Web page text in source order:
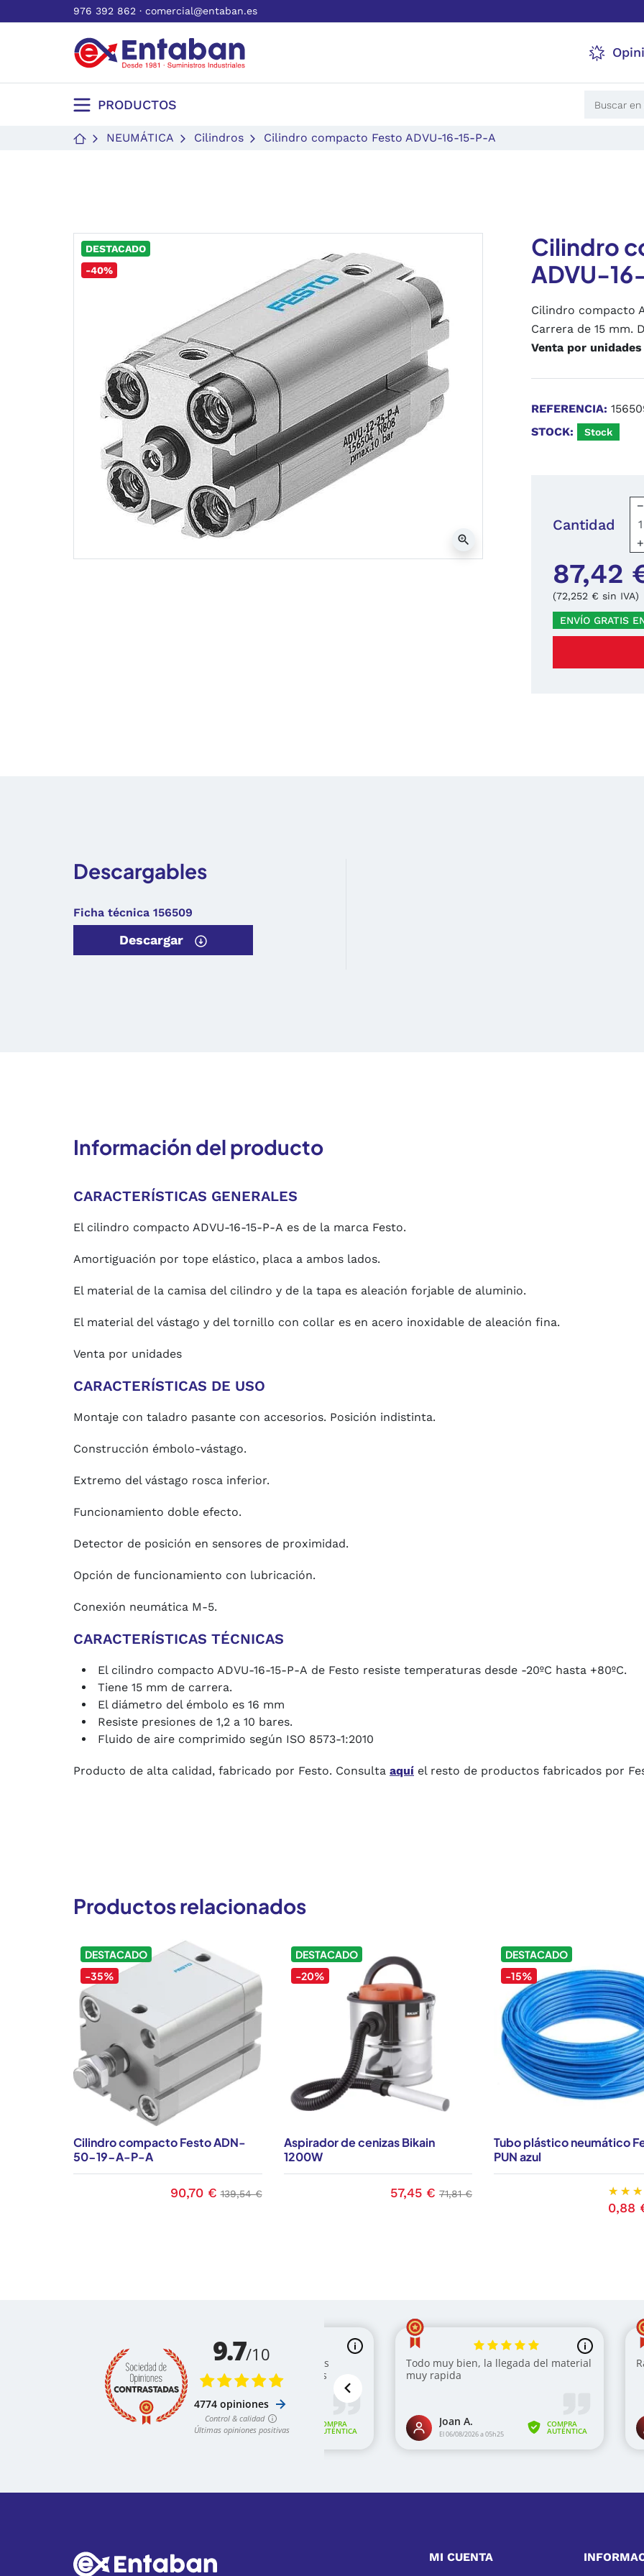
976 392 862 · comercial@entaban.es
PRODUCTOS
NEUMÁTICA Cilindros Cilindro compacto Festo ADVU-16-15-P-A
DESTACADO
-40%
zoom_in
Cilindro
ADVU-
Cilindro compacto
Carrera de 15 mm.
Venta por unidades
REFERENCIA:
STOCK:
Stock
Cantidad
−
+
87,42
(72,252 € sin IVA)
ENVÍO GRATIS
Descargables
Ficha técnica 156509
Descargar
Información del producto
CARACTERÍSTICAS GENERALES
El cilindro compacto ADVU-16-15-P-A es de la marca Festo.
Amortiguación por tope elástico, placa a ambos lados.
El material de la camisa del cilindro y de la tapa es aleación forjable de aluminio.
El material del vástago y del tornillo con collar es en acero inoxidable de aleación fina.
Venta por unidades
CARACTERÍSTICAS DE USO
Montaje con taladro pasante con accesorios. Posición indistinta.
Construcción émbolo-vástago.
Extremo del vástago rosca inferior.
Funcionamiento doble efecto.
Detector de posición en sensores de proximidad.
Opción de funcionamiento con lubricación.
Conexión neumática M-5.
CARACTERÍSTICAS TÉCNICAS
El cilindro compacto ADVU-16-15-P-A de Festo resiste temperaturas desde -20ºC hasta +80ºC.
Tiene 15 mm de carrera.
El diámetro del émbolo es 16 mm
Resiste presiones de 1,2 a 10 bares.
Fluido de aire comprimido según ISO 8573-1:2010
Producto de alta calidad, fabricado por Festo. Consulta aquí el resto de productos fabricados por
Productos relacionados
Cilindro compacto Festo ADN-
50-19-A-P-A
DESTACADO
-35%
Precio
90,70 € Precio base
139,54 €
Aspirador de cenizas Bikain
1200W
DESTACADO
-20%
Precio
57,45 € Precio base
71,81 €
Tubo plástico neumático
PUN azul
DESTACADO
-15%
Precio
0,88
MI CUENTA